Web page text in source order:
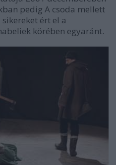
pedig A csoda mellett
ért el a
körében egyaránt.